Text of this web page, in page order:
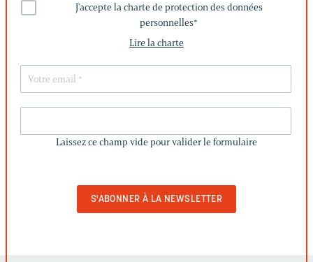
J'accepte la charte de protection des données
personnelles*
Lire la charte
CHAMP
Laissez ce champ vide pour valider le formulaire